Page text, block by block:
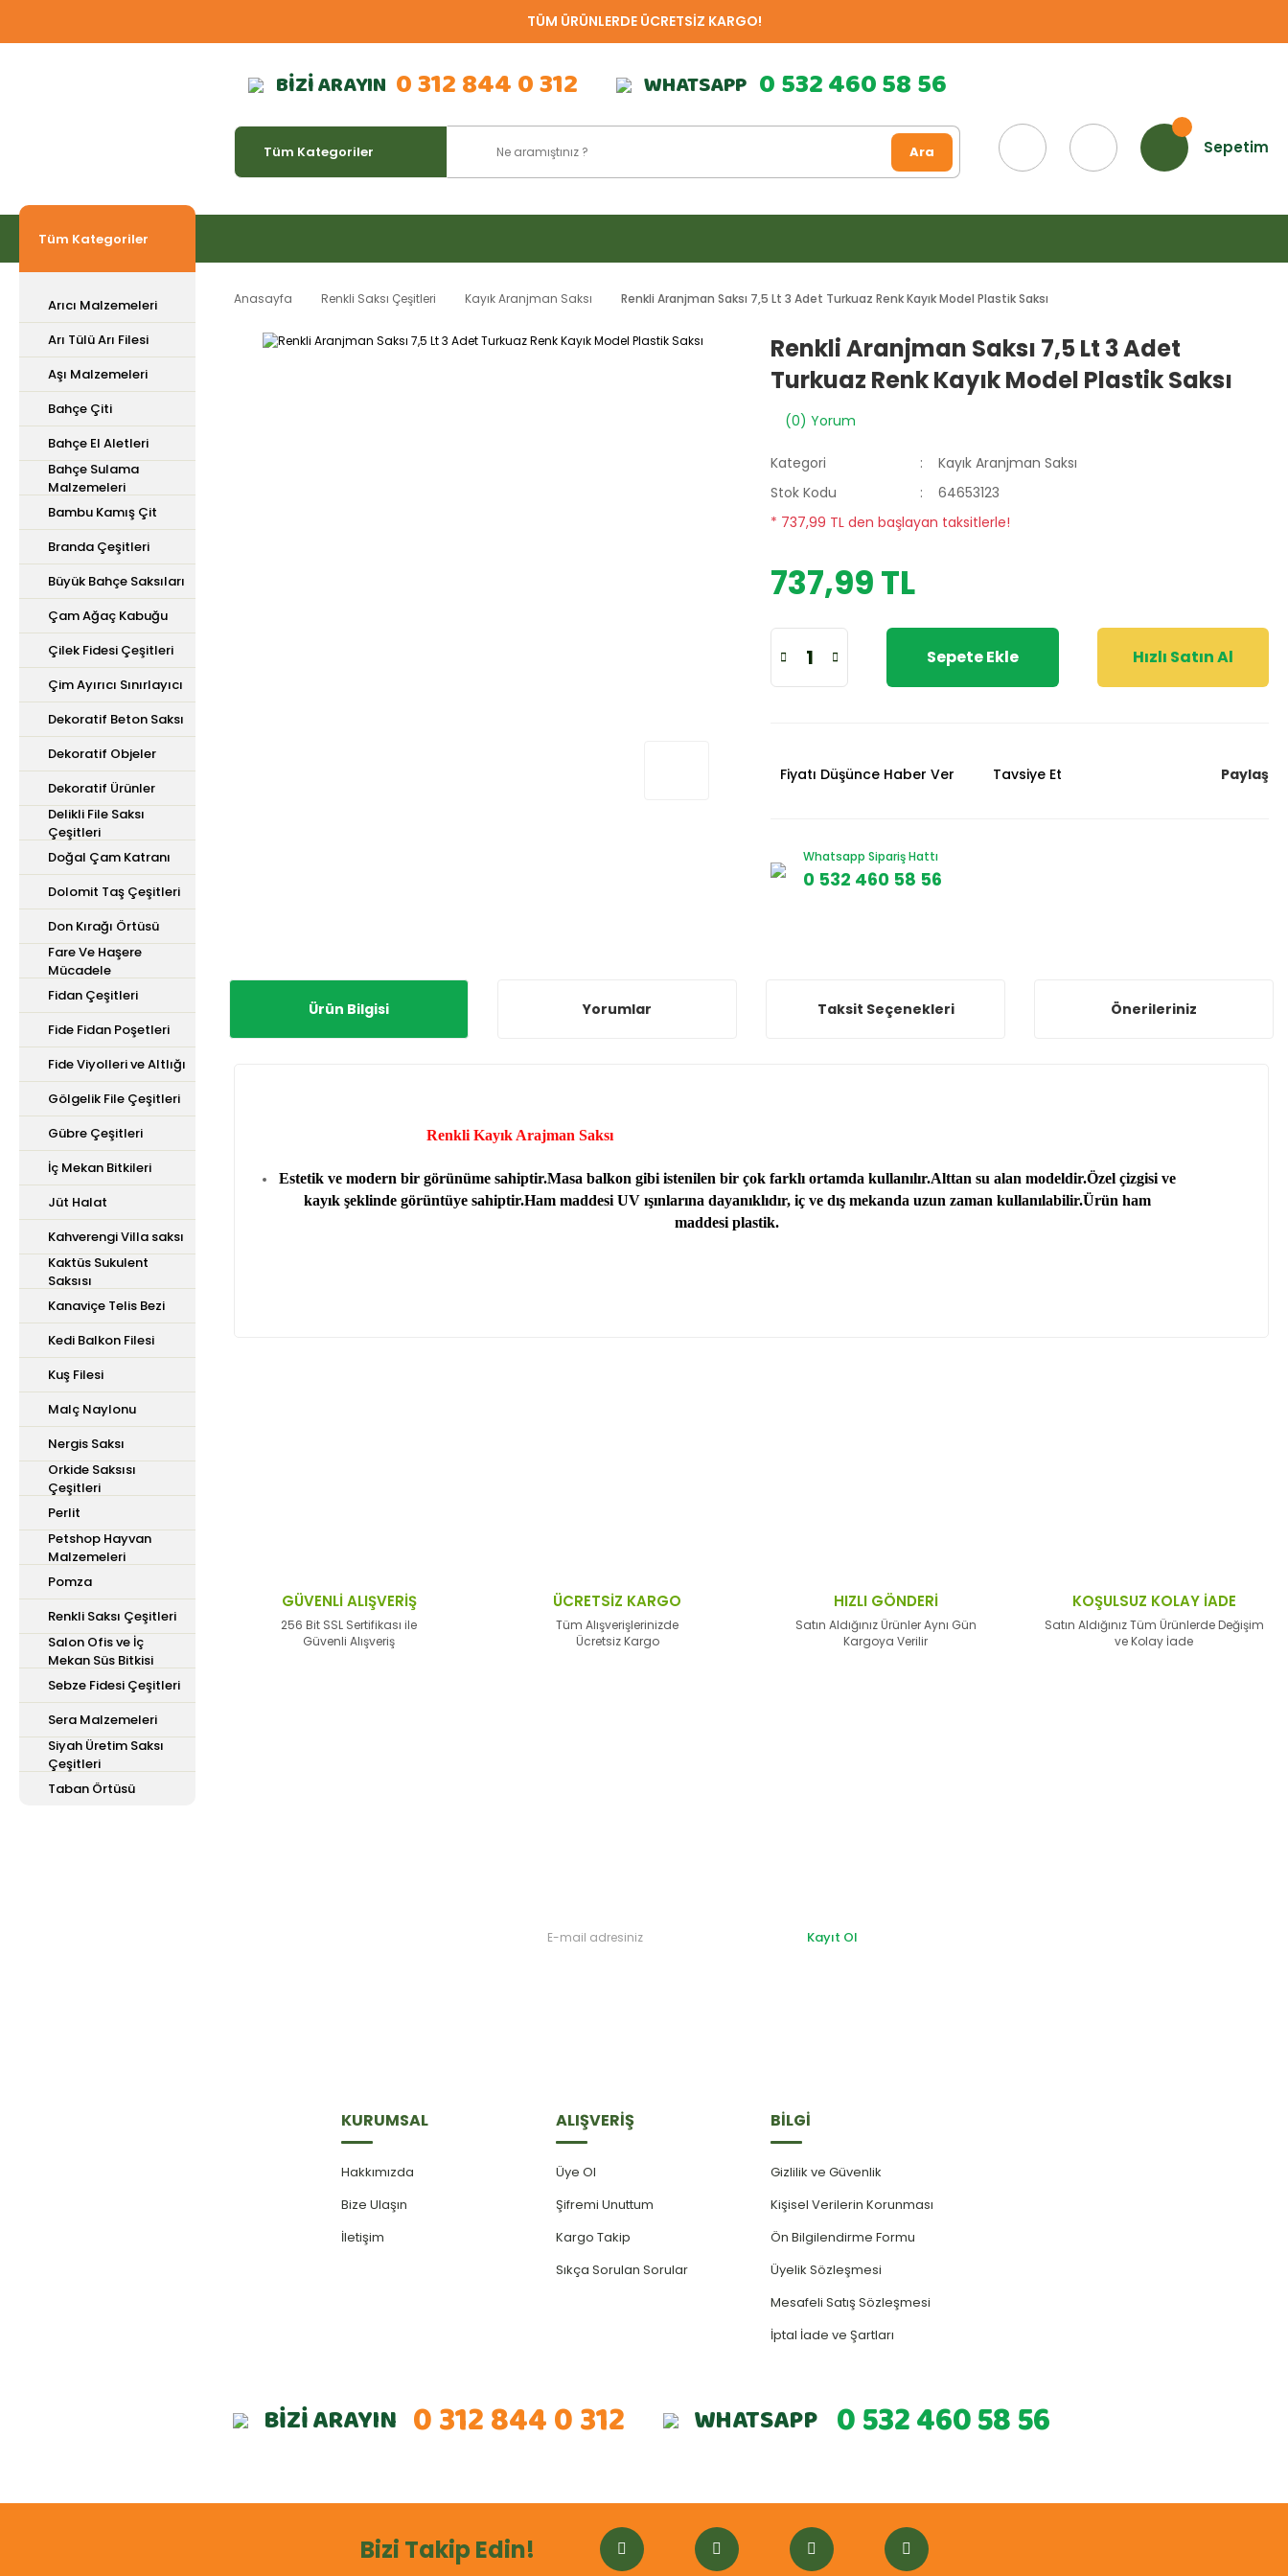
TÜM ÜRÜNLERDE ÜCRETSİZ KARGO!
BİZİ ARAYIN 0 312 844 0 312 WHATSAPP 0 532 460 58 56
Ara Sepetim
Tüm Kategoriler
Arıcı Malzemeleri
Arı Tülü Arı Filesi
Aşı Malzemeleri
Bahçe Çiti
Bahçe El Aletleri
Bahçe Sulama
Malzemeleri
Bambu Kamış Çit
Branda Çeşitleri
Büyük Bahçe Saksıları
Çam Ağaç Kabuğu
Çilek Fidesi Çeşitleri
Çim Ayırıcı Sınırlayıcı
Dekoratif Beton Saksı
Dekoratif Objeler
Dekoratif Ürünler
Delikli File Saksı
Çeşitleri
Doğal Çam Katranı
Dolomit Taş Çeşitleri
Don Kırağı Örtüsü
Fare Ve Haşere
Mücadele
Fidan Çeşitleri
Fide Fidan Poşetleri
Fide Viyolleri ve Altlığı
Gölgelik File Çeşitleri
Gübre Çeşitleri
İç Mekan Bitkileri
Jüt Halat
Kahverengi Villa saksı
Kaktüs Sukulent
Saksısı
Kanaviçe Telis Bezi
Kedi Balkon Filesi
Kuş Filesi
Malç Naylonu
Nergis Saksı
Orkide Saksısı
Çeşitleri
Perlit
Petshop Hayvan
Malzemeleri
Pomza
Renkli Saksı Çeşitleri
Salon Ofis ve İç
Mekan Süs Bitkisi
Sebze Fidesi Çeşitleri
Sera Malzemeleri
Siyah Üretim Saksı
Çeşitleri
Taban Örtüsü
Anasayfa Renkli Saksı Çeşitleri Kayık Aranjman Saksı Renkli Aranjman Saksı 7,5 Lt 3 Adet Turkuaz Renk Kayık Model Plastik Saksı
Renkli Aranjman Saksı 7,5 Lt 3 Adet
Turkuaz Renk Kayık Model Plastik Saksı
(0) Yorum
Kategori
Kayık Aranjman Saksı
Stok Kodu
64653123
* 737,99 TL den başlayan taksitlerle!
737,99 TL
Sepete Ekle Hızlı Satın Al
Fiyatı Düşünce Haber Ver Tavsiye Et Paylaş
Whatsapp Sipariş Hattı
0 532 460 58 56
Ürün Bilgisi Yorumlar Taksit Seçenekleri Önerileriniz
Renkli Kayık Arajman Saksı
Estetik ve modern bir görünüme sahiptir.Masa balkon gibi istenilen bir çok farklı ortamda kullanılır.Alttan su alan modeldir.Özel çizgisi ve
kayık şeklinde görüntüye sahiptir.Ham maddesi UV ışınlarına dayanıklıdır, iç ve dış mekanda uzun zaman kullanılabilir.Ürün ham
maddesi plastik.
Ürün fiyatı diğer sitelerden daha pahalı.
Bu ürüne benzer farklı alternatifler olmalı.
GÜVENLİ ALIŞVERİŞ
256 Bit SSL Sertifikası ile
Güvenli Alışveriş
ÜCRETSİZ KARGO
Tüm Alışverişlerinizde
Ücretsiz Kargo
HIZLI GÖNDERİ
Satın Aldığınız Ürünler Aynı Gün
Kargoya Verilir
KOŞULSUZ KOLAY İADE
Satın Aldığınız Tüm Ürünlerde Değişim
ve Kolay İade
Kayıt Ol
KURUMSAL
Hakkımızda
Bize Ulaşın
İletişim
ALIŞVERİŞ
Üye Ol
Şifremi Unuttum
Kargo Takip
Sıkça Sorulan Sorular
BİLGİ
Gizlilik ve Güvenlik
Kişisel Verilerin Korunması
Ön Bilgilendirme Formu
Üyelik Sözleşmesi
Mesafeli Satış Sözleşmesi
İptal İade ve Şartları
BİZİ ARAYIN 0 312 844 0 312 WHATSAPP 0 532 460 58 56
Bizi Takip Edin!